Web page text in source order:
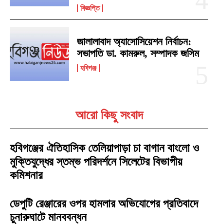
বিজ্ঞপ্তি
জালালাবাদ অ্যাসোসিয়েশন নির্বাচন:
সভাপতি ডা. কামরুল, সম্পাদক জসিম
হবিগঞ্জ
আরো কিছু সংবাদ
হবিগঞ্জের ঐতিহাসিক তেলিয়াপাড়া চা বাগান বাংলো ও
মুক্তিযুদ্ধের স্তম্ভ পরিদর্শনে সিলেটের বিভাগীয়
কমিশনার
ডেপুটি রেঞ্জারের ওপর হামলার অভিযোগের প্রতিবাদে
চুনারুঘাটে মানববন্ধন